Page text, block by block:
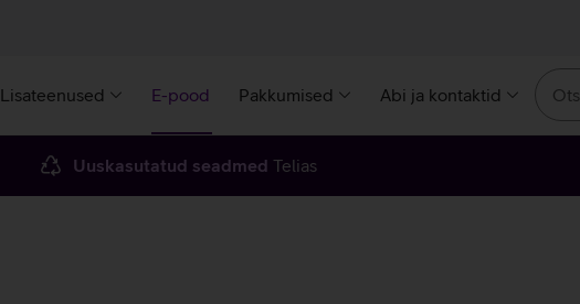
Lisateenused E-pood Pakkumised Abi ja kontaktid
Uuskasutatud seadmed Telias